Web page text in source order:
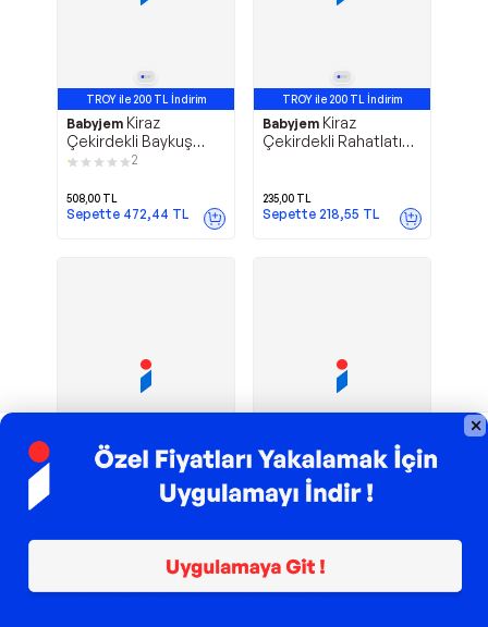
TROY ile 200 TL İndirim
Babyjem Kiraz
Çekirdekli Baykuş
Kadife Gaz Yastığı Gri
2
508,00 TL
Sepette 472,44 TL
TROY ile 200 TL İndirim
Babyjem Kiraz
Çekirdekli Rahatlatıcı
235,00 TL
Sepette 218,55 TL
TROY ile 200 TL İndirim
Kehribar
TROY ile 200 TL İndirim
Babyjem